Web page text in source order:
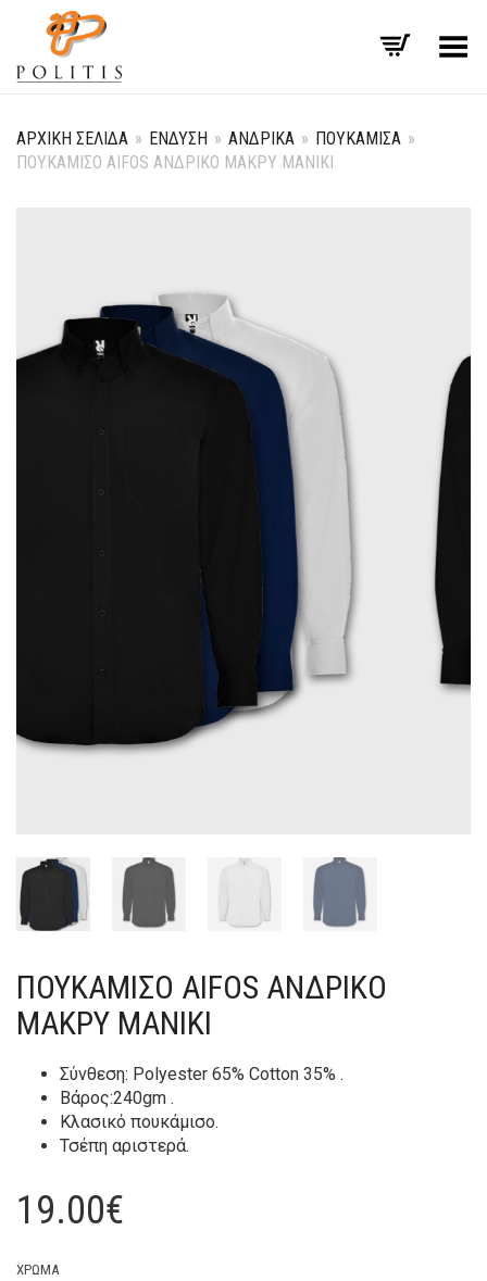
Εναλλαγή μενού
ΑΡΧΙΚΉ ΣΕΛΊΔΑ » ΈΝΔΥΣΗ » ΑΝΔΡΙΚΆ » ΠΟΥΚΆΜΙΣΑ »
ΠΟΥΚΑΜΙΣΟ AIFOS ΑΝΔΡΙΚΟ ΜΑΚΡΥ ΜΑΝΙΚΙ
ΠΟΥΚΑΜΙΣΟ AIFOS ΑΝΔΡΙΚΟ
ΜΑΚΡΥ ΜΑΝΙΚΙ
Σύνθεση: Polyester 65% Cotton 35% .
Βάρος:240gm .
Κλασικό πουκάμισο.
Τσέπη αριστερά.
19.00€
ΧΡΏΜΑ